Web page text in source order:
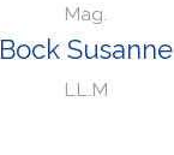
Mag.
Bock Susanne
LL.M